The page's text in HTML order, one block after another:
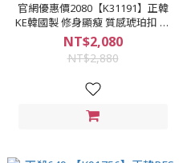
官網優惠價2080【K31191】正韓
KE韓國製 修身顯瘦 質感琥珀扣 彈
性萊卡西裝布 窄版雅痞 藍灰黑 素
面成套西裝
NT$2,080
NT$2,880